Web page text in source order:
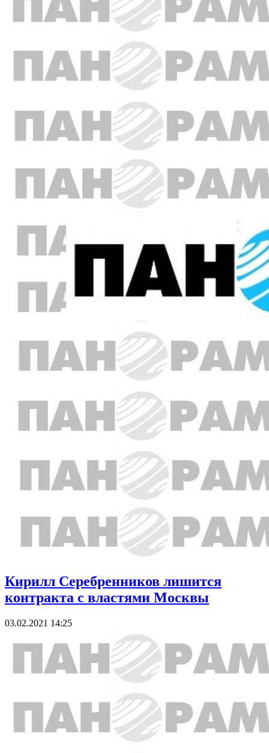
Кирилл Серебренников лишится
контракта с властями Москвы
03.02.2021 14:25